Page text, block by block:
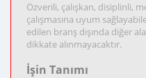
Özverili, çalışkan, disiplinli,
çalışmasına uyum
edilen branş dışında diğer
dikkate alınmayacaktır.
İşin Tanımı